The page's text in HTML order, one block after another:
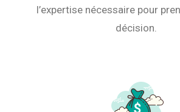
l’expertise nécessaire pour
décision.